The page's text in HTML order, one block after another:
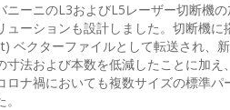
ニーニのL3およびL5レーザー切断機
ューションも設計しました。切断機
ベクターファイルとして転送され、
寸法および本数を低減したことに加
ロナ禍においても複数サイズの標準